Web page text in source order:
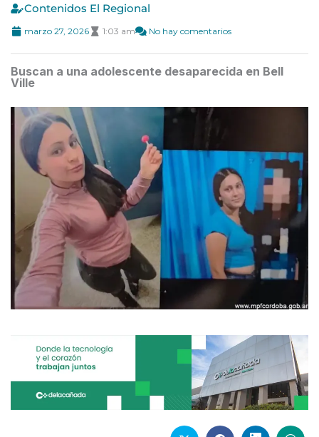
Contenidos El Regional
marzo 27, 2026 1:03 am No hay comentarios
Buscan a una adolescente desaparecida en Bell
Ville